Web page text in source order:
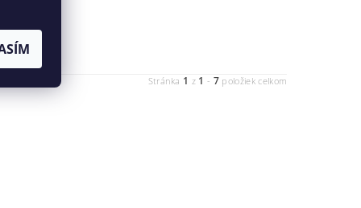
Stránka 1 z 1 - 7 položiek celkom